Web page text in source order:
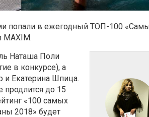
попали в ежегодный ТОП-100
MAXIM.
Наташа Поли
в конкурсе), а
и Екатерина Шпица.
продлится до 15
«100 самых
2018» будет